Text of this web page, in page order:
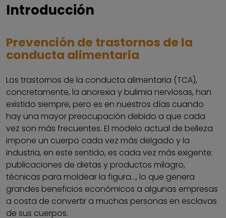
Introducción
Prevención de trastornos de la
conducta alimentaria
Los trastornos de la conducta alimentaria (TCA),
concretamente, la anorexia y bulimia nerviosas, han
existido siempre, pero es en nuestros días cuando
hay una mayor preocupación debido a que cada
vez son más frecuentes. El modelo actual de belleza
impone un cuerpo cada vez más delgado y la
industria, en este sentido, es cada vez más exigente:
publicaciones de dietas y productos milagro,
técnicas para moldear la figura..., lo que genera
grandes beneficios económicos a algunas empresas
a costa de convertir a muchas personas en esclavas
de sus cuerpos.